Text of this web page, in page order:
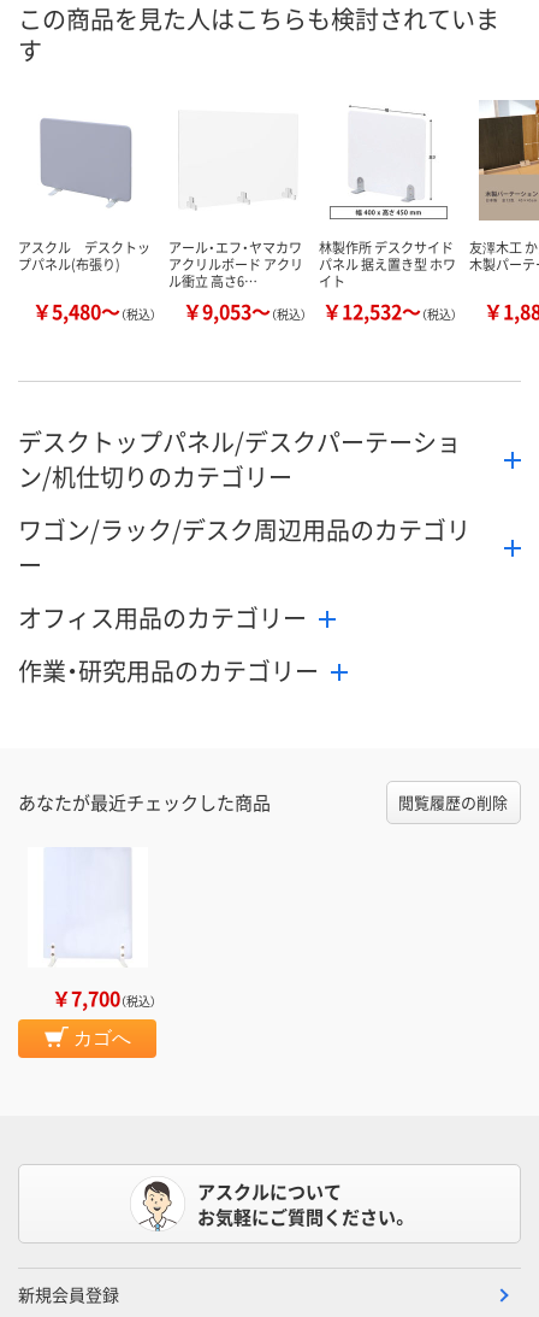
この商品を見た人はこちらも検討されていま
す
アスクル デスクトッ
プパネル(布張り)
￥5,480～（税込）
アール・エフ・ヤマカワ
アクリルボード アクリ
ル衝立 高さ6…
￥9,053～（税込）
林製作所 デスクサイド
パネル 据え置き型 ホワ
イト
￥12,532～（税込）
友澤木工
木製パー
￥
デスクトップパネル/デスクパーテーショ
ン/机仕切りのカテゴリー
ワゴン/ラック/デスク周辺用品のカテゴリ
ー
オフィス用品のカテゴリー
作業・研究用品のカテゴリー
あなたが最近チェックした商品 閲覧履歴の削除
￥7,700（税込）
カゴへ
アスクルについて
お気軽にご質問ください。
新規会員登録